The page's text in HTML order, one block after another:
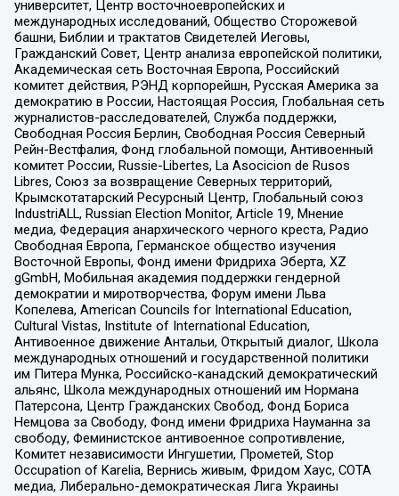
университет, Центр восточноевропейских и
международных исследований, Общество Сторожевой
башни, Библии и трактатов Свидетелей Иеговы,
Гражданский Совет, Центр анализа европейской политики,
Академическая сеть Восточная Европа, Российский
комитет действия, РЭНД корпорейшн, Русская Америка за
демократию в России, Настоящая Россия, Глобальная сеть
журналистов-расследователей, Служба поддержки,
Свободная Россия Берлин, Свободная Россия Северный
Рейн-Вестфалия, Фонд глобальной помощи, Антивоенный
комитет России, Russie-Libertes, La Asocicion de Rusos
Libres, Союз за возвращение Северных территорий,
Крымскотатарский Ресурсный Центр, Глобальный союз
IndustriALL, Russian Election Monitor, Article 19, Мнение
медиа, Федерация анархического черного креста, Радио
Свободная Европа, Германское общество изучения
Восточной Европы, Фонд имени Фридриха Эберта, XZ
gGmbH, Мобильная академия поддержки гендерной
демократии и миротворчества, Форум имени Льва
Копелева, American Councils for International Education,
Cultural Vistas, Institute of International Education,
Антивоенное движение Антальи, Открытый диалог, Школа
международных отношений и государственной политики
им Питера Мунка, Российско-канадский демократический
альянс, Школа международных отношений им Нормана
Патерсона, Центр Гражданских Свобод, Фонд Бориса
Немцова за Свободу, Фонд имени Фридриха Науманна за
свободу, Феминистское антивоенное сопротивление,
Комитет независимости Ингушетии, Прометей, Stop
Occupation of Karelia, Вернись живым, Фридом Хаус, СОТА
медиа, Либерально-демократическая Лига Украины